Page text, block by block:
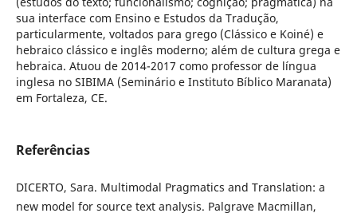
sua interface com Ensino e Estudos da Tradução,
particularmente, voltados para grego (Clássico e Koiné) e
hebraico clássico e inglês moderno; além de cultura grega e
hebraica. Atuou de 2014-2017 como professor de língua
inglesa no SIBIMA (Seminário e Instituto Bíblico Maranata)
em Fortaleza, CE.
Referências
DICERTO, Sara. Multimodal Pragmatics and Translation: a
new model for source text analysis. Palgrave Macmillan,